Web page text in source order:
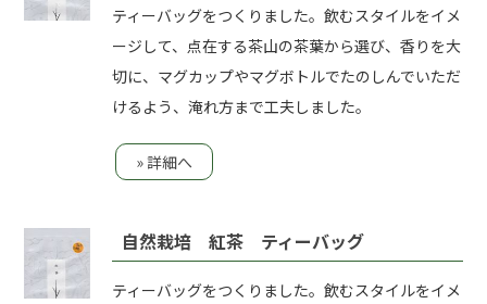
ティーバッグをつくりました。飲むスタイルをイメ
ージして、点在する茶山の茶葉から選び、香りを大
切に、マグカップやマグボトルでたのしんでいただ
けるよう、淹れ方まで工夫しました。
» 詳細へ
自然栽培 紅茶 ティーバッグ
ティーバッグをつくりました。飲むスタイルをイメ